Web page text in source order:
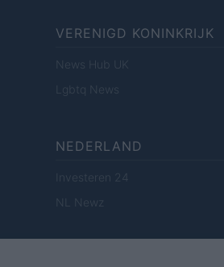
VERENIGD KONINKRIJK
News Hub UK
Lgbtq News
NEDERLAND
Investeren 24
NL Newz